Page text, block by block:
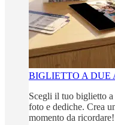
BIGLIETTO A DUE
Scegli il tuo biglietto
foto e dediche. Crea
momento da ricordare!